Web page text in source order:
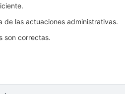
de las actuaciones administrativas.
son correctas.